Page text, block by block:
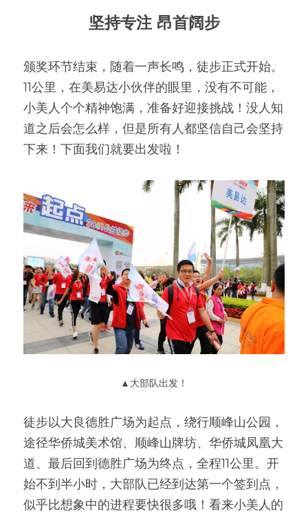
坚持专注 昂首阔步
颁奖环节结束，随着一声长鸣，徒步正式开始。
11公里，在美易达小伙伴的眼里，没有不可能，
小美人个个精神饱满，准备好迎接挑战！没人知
道之后会怎么样，但是所有人都坚信自己会坚持
下来！下面我们就要出发啦！
▲大部队出发！
徒步以大良德胜广场为起点，绕行顺峰山公园，
途径华侨城美术馆、顺峰山牌坊、华侨城凤凰大
道、最后回到德胜广场为终点，全程11公里。开
始不到半小时，大部队已经到达第一个签到点，
似乎比想象中的进程要快很多哦！看来小美人的